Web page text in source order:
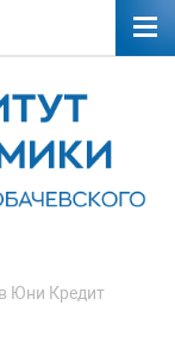
Юни Кредит